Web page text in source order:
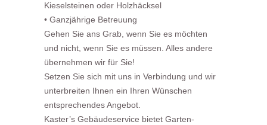
Kieselsteinen oder Holzhäcksel
• Ganzjährige Betreuung
Gehen Sie ans Grab, wenn Sie es möchten
und nicht, wenn Sie es müssen. Alles andere
übernehmen wir für Sie!
Setzen Sie sich mit uns in Verbindung und wir
unterbreiten Ihnen ein Ihren Wünschen
entsprechendes Angebot.
Kaster’s Gebäudeservice bietet Garten-